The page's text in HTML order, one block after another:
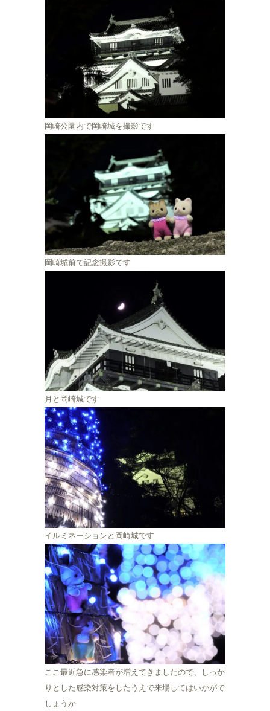
岡崎公園内で岡崎城を撮影です
岡崎城前で記念撮影です
月と岡崎城です
イルミネーションと岡崎城です
ここ最近急に感染者が増えてきましたので、しっか
りとした感染対策をしたうえで来場してはいかがで
しょうか